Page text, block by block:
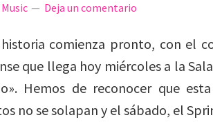
Deja un comentario
comienza pronto, con el
que llega hoy miércoles a la
Hemos de reconocer que
no se solapan y el sábado, el